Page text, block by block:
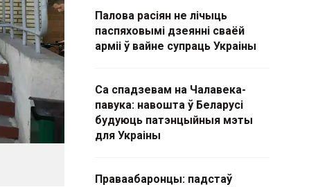
Палова расіян не лічыць
паспяховымі дзеянні сваёй
арміі ў вайне супраць Украіны
Са спадзевам на Чалавека-
павука: навошта ў Беларусі
будуюць патэнцыйныя мэты
для Украіны
Праваабаронцы: падстаў